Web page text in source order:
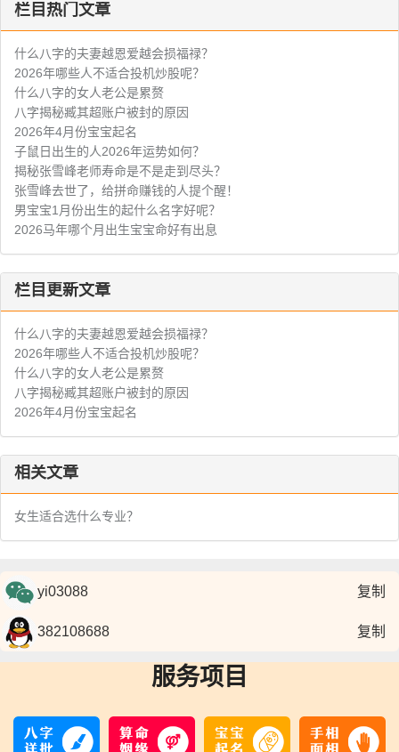
栏目热门文章
什么八字的夫妻越恩爱越会损福禄？
2026年哪些人不适合投机炒股呢？
什么八字的女人老公是累赘
八字揭秘臧其超账户被封的原因
2026年4月份宝宝起名
子鼠日出生的人2026年运势如何？
揭秘张雪峰老师寿命是不是走到尽头？
张雪峰去世了，给拼命赚钱的人提个醒！
男宝宝1月份出生的起什么名字好呢？
2026马年哪个月出生宝宝命好有出息
栏目更新文章
什么八字的夫妻越恩爱越会损福禄？
2026年哪些人不适合投机炒股呢？
什么八字的女人老公是累赘
八字揭秘臧其超账户被封的原因
2026年4月份宝宝起名
相关文章
女生适合选什么专业？
复制
复制
服务项目